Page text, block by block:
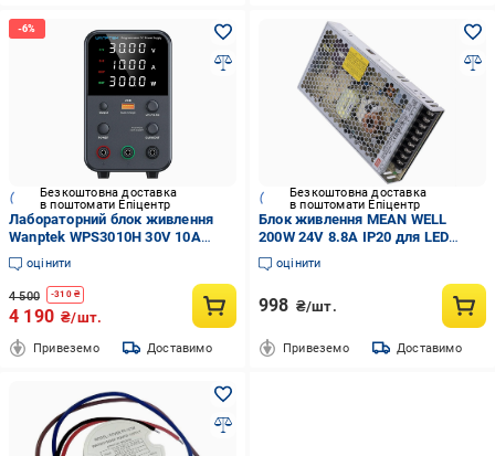
Безкоштовна доставка
в поштомати Епіцентр
Лабораторний блок живлення
Wanptek WPS3010H 30V 10А
(19563741)
оцінити
4 500 -310₴
4 190 ₴/шт.
Привеземо Доставимо
Безкоштовна доставка
в поштомати Епіцентр
Блок живлення MEAN WELL
200W 24V 8.8A IP20 для LED
стрічки LRS-200-24 (31766712)
оцінити
998 ₴/шт.
Привеземо Доставимо